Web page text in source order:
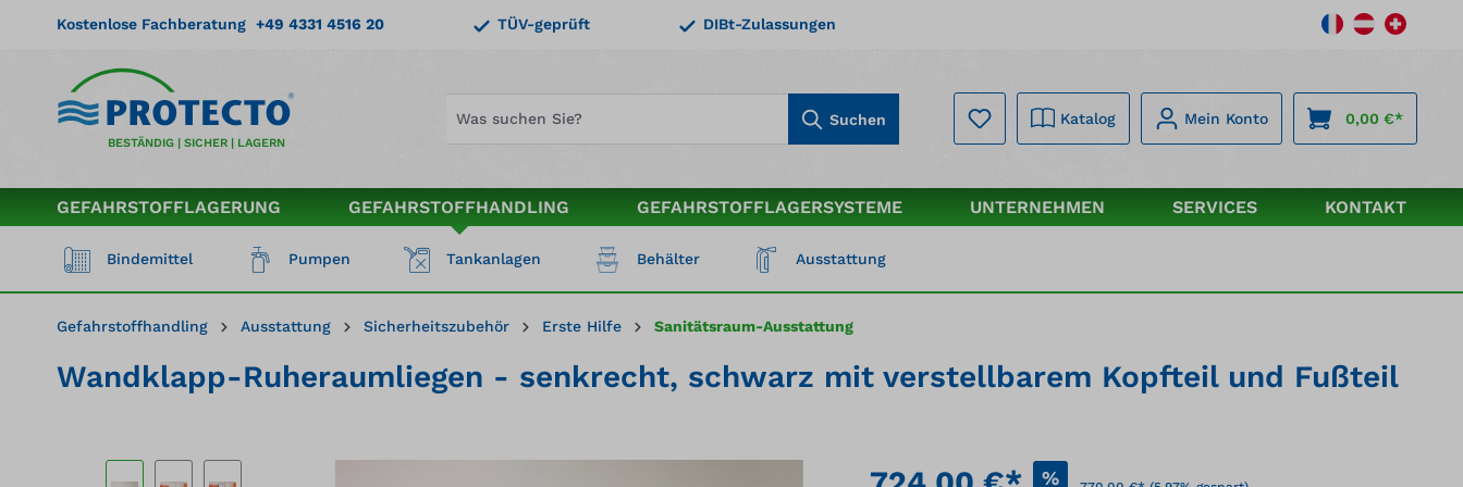
Zur Hauptnavigation springen
Kostenlose Fachberatung +49 4331 4516 20 TÜV-geprüft DIBt-Zulassungen
BESTÄNDIG | SICHER | LAGERN
Suchen Katalog Mein Konto 0,00 €*
GEFAHRSTOFFLAGERUNG GEFAHRSTOFFHANDLING GEFAHRSTOFFLAGERSYSTEME UNTERNEHMEN SERVICES KONTAKT
Bindemittel Pumpen Tankanlagen Behälter Ausstattung
Gefahrstoffhandling Ausstattung Sicherheitszubehör Erste Hilfe Sanitätsraum-Ausstattung
Wandklapp-Ruheraumliegen - senkrecht, schwarz mit verstellbarem Kopfteil und Fußteil
%